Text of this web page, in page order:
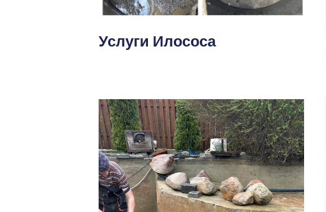
Услуги Илососа